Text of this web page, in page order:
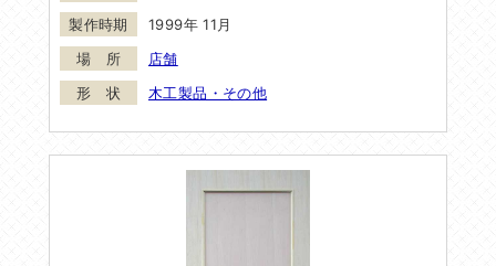
1999年 11月
店舗
木工製品・その他